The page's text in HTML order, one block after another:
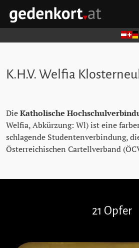
Zum Hauptinhalt springen
Zum Hauptmenü springen
Zu den Quicklinks springen
GEDENKORT - STARTSEITE
K.H.V. Welfia
DieKatholische
Welfia, Abkürzung: Wl) ist eine
schlagende Studentenverbindung,
Österreichischen Cartellverband
21 Opfer